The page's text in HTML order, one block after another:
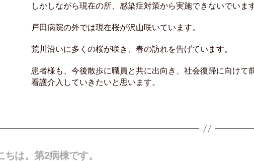
しかしながら現在の所、感染症対策から実施できないでいます
戸田病院の外では現在桜が沢山咲いています。
荒川沿いに多くの桜が咲き、春の訪れを告げています。
患者様も、今後散歩に職員と共に出向き、社会復帰に向けて
看護介入していきたいと思います。
ちは。第2病棟です。